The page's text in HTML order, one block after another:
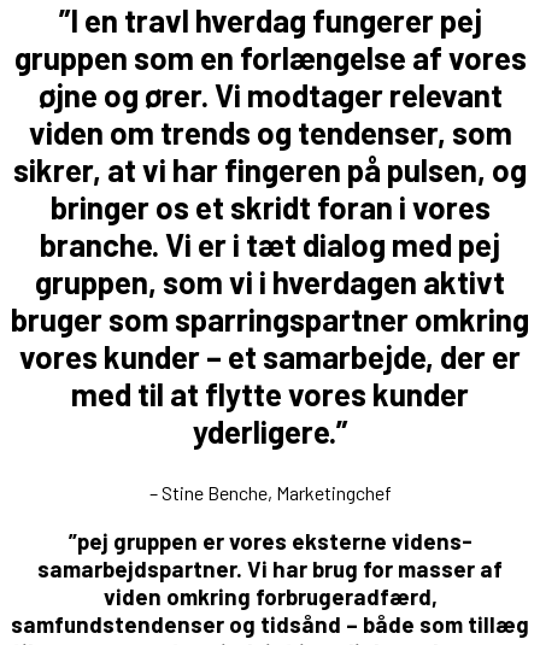
”I en travl hverdag fungerer pej
gruppen som en forlængelse af vores
øjne og ører. Vi modtager relevant
viden om trends og tendenser, som
sikrer, at vi har fingeren på pulsen, og
bringer os et skridt foran i vores
branche. Vi er i tæt dialog med pej
gruppen, som vi i hverdagen aktivt
bruger som sparringspartner omkring
vores kunder – et samarbejde, der er
med til at flytte vores kunder
yderligere.”
– Stine Benche, Marketingchef
”pej gruppen er vores eksterne videns-
samarbejdspartner. Vi har brug for masser af
viden omkring forbrugeradfærd,
samfundstendenser og tidsånd – både som tillæg